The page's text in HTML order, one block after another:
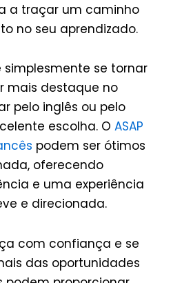
a traçar um caminho
no seu aprendizado.
simplesmente se tornar
mais destaque no
pelo inglês ou pelo
escolha. O ASAP
podem ser ótimos
oferecendo
e uma experiência
e direcionada.
com confiança e se
das oportunidades